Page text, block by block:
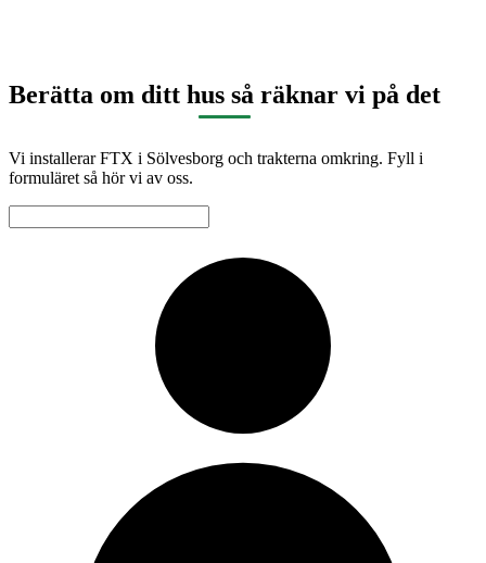
Berätta om ditt hus så räknar vi på det
Vi installerar FTX i Sölvesborg och trakterna omkring. Fyll i
formuläret så hör vi av oss.